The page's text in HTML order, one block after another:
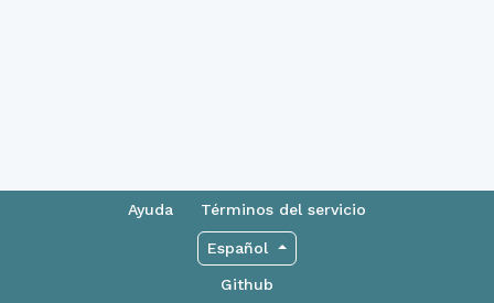
Ayuda Términos del servicio
Español
Github